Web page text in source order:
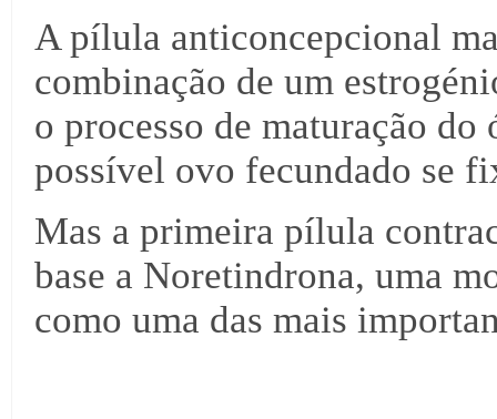
A pílula anticoncepcional
combinação de um
o processo de maturação
possível ovo fecundado se
Mas a primeira pílula
base a Noretindrona, uma
como uma das mais